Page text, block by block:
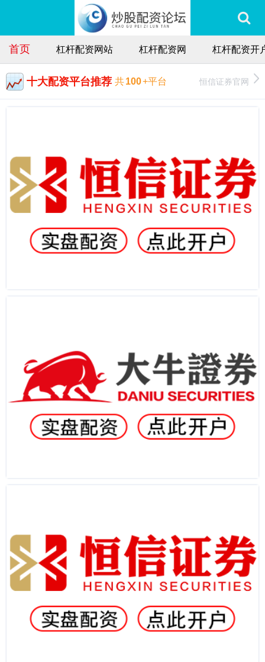
首页 杠杆配资网站 杠杆配资网 杠杆配资开
十大配资平台推荐 共100+平台 恒信证券官网